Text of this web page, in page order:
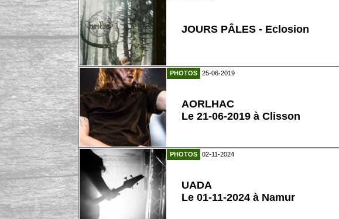
JOURS PÂLES - Eclosion
PHOTOS 25-06-2019
AORLHAC
Le 21-06-2019 à Clisson
PHOTOS 02-11-2024
UADA
Le 01-11-2024 à Namur